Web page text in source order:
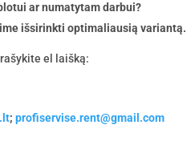
ar numatytam darbui?
išsirinkti optimaliausią variantą.
el laišką:
;profiservise.rent@gmail.com